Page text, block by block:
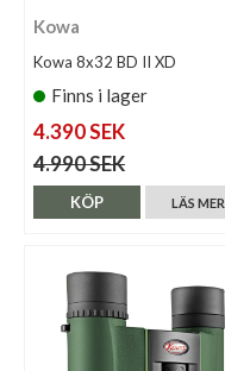
Kowa
Kowa 8x32 BD II XD
Finns i lager
4.390 SEK
4.990 SEK
LÄS MER
KÖP